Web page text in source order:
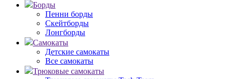
Борды
Пенни борды
Скейтборды
Лонгборды
Самокаты
Детские самокаты
Все самокаты
Трюковые самокаты